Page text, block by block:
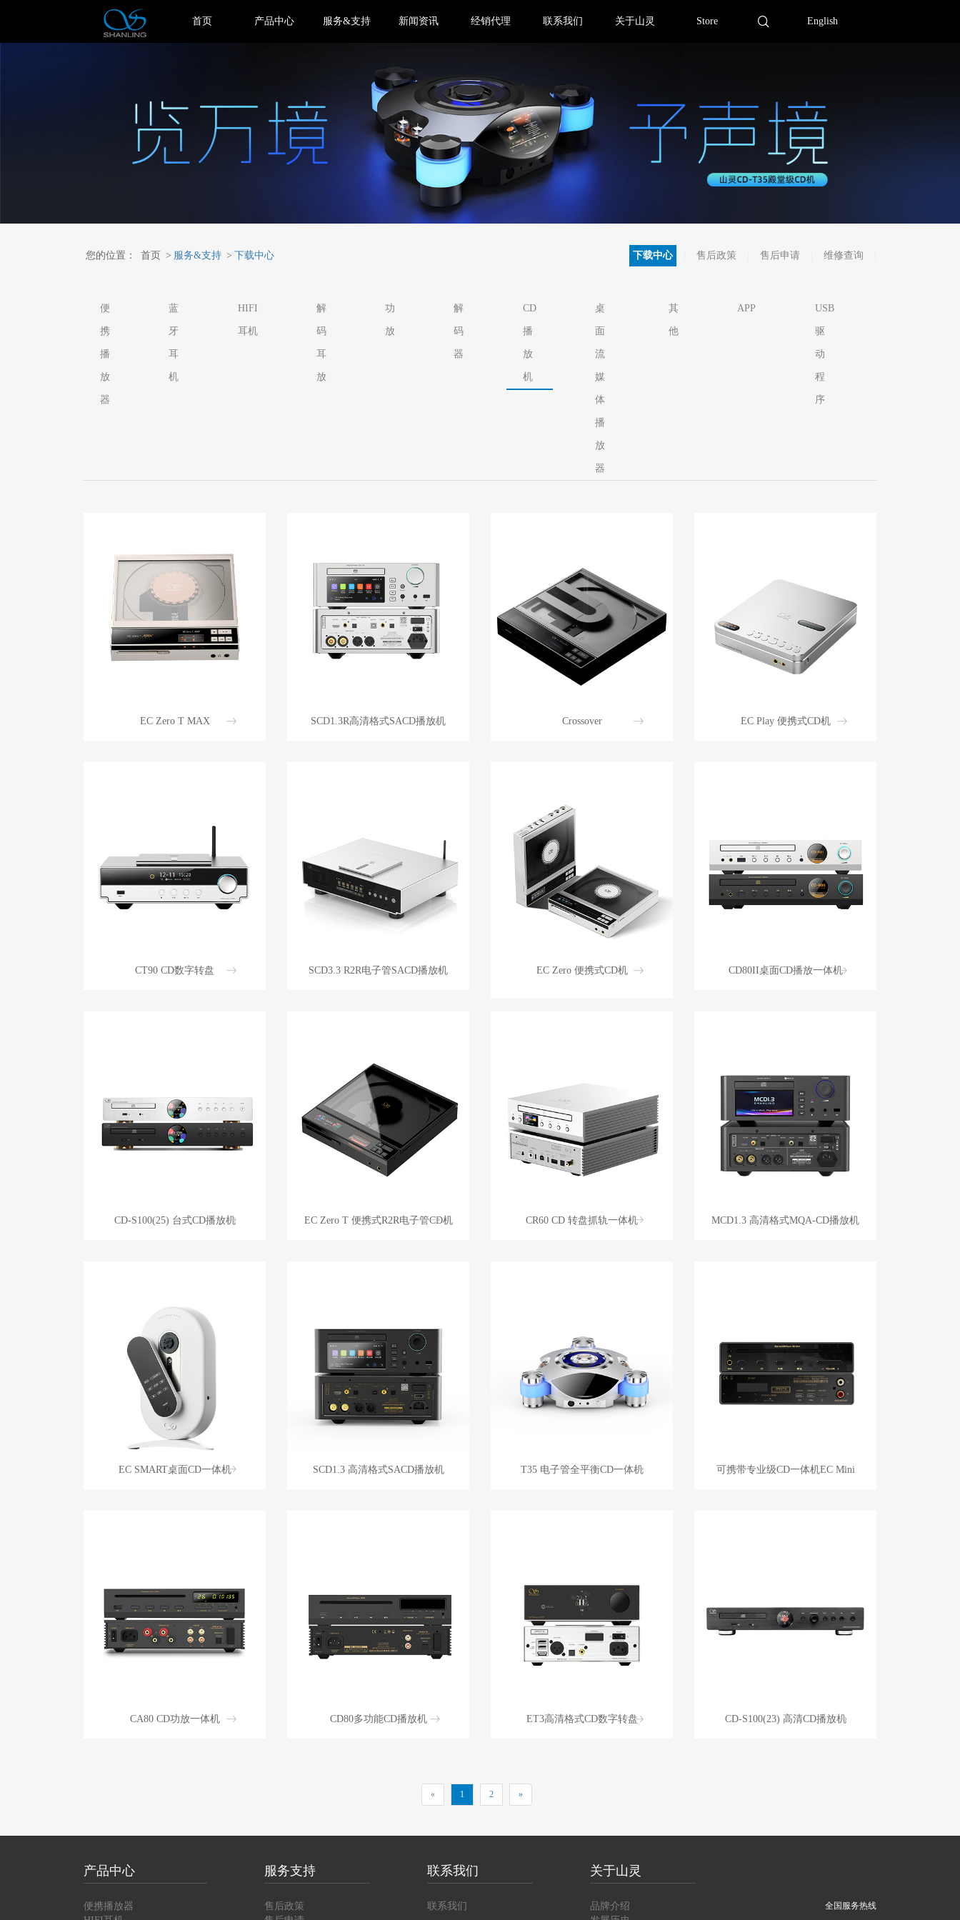
首页 产品中心 服务&支持 新闻资讯 经销代理 联系我们 关于山灵 Store English
您的位置： 首页 > 服务&支持 > 下载中心 下载中心 售后政策 售后申请 维修查询
便
携
播
放
器
蓝
牙
耳
机
HIFI
耳机
解
码
耳
放
功
放
解
码
器
CD
播
放
机
桌
面
流
媒
体
播
放
器
其
他
APP USB
驱
动
程
序
EC Zero T MAX SCD1.3R高清格式SACD播放机 Crossover EC Play 便携式CD机
CT90 CD数字转盘 SCD3.3 R2R电子管SACD播放机 EC Zero 便携式CD机 CD80II桌面CD播放一体机
CD-S100(25) 台式CD播放机 EC Zero T 便携式R2R电子管CD机 CR60 CD 转盘抓轨一体机 MCD1.3 高清格式MQA-CD播放机
EC SMART桌面CD一体机 SCD1.3 高清格式SACD播放机 T35 电子管全平衡CD一体机 可携带专业级CD一体机EC Mini
CA80 CD功放一体机 CD80多功能CD播放机 ET3高清格式CD数字转盘 CD-S100(23) 高清CD播放机
« 1 2 »
产品中心
便携播放器
服务支持
售后政策
联系我们
联系我们
关于山灵
品牌介绍
全国服务热线